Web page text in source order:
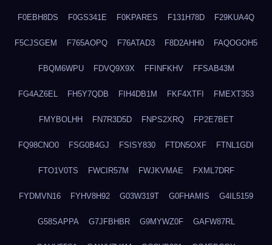
F0EBH8DS F0GS341E F0KPARES F131H78D F29KUA4Q
F5CJSGEM F765AOPQ F76ATAD3 F8D2AHH0 FAQOGOH5
FBQM6WPU FDVQ9X9X FFINFKHV FFSAB43M
FG4AZ6EL FH5Y7QDB FIH4DB1M FKF4XTFI FMEXT353
FMYBOLHH FN7R3D5D FNPS2XRQ FP2E7BET
FQ98CNO0 FSG0B4GJ FSISY830 FTDN5OXF FTNL1GDI
FTO1V0TS FWCIR57M FWJKVMAE FXML7DRF
FYDMVN16 FYHV8H92 G03W319T G0FHAMIS G4IL5159
G58SAPPA G7JFBHBR G9MYWZ0F GAFW87RL